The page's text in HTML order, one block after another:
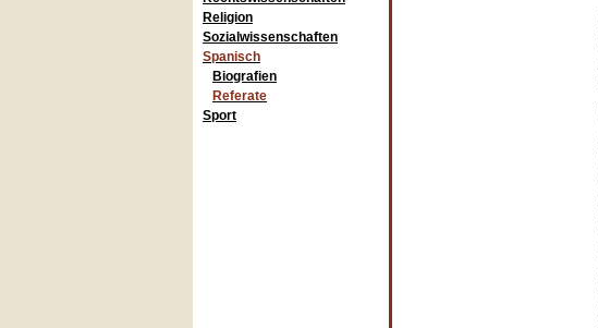
Religion
Sozialwissenschaften
Spanisch
Biografien
Referate
Sport